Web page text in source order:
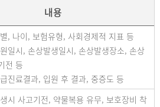
내용
, 나이, 보험유형, 사회경제적 지표 등
일시, 손상발생일시, 손상발생장소, 손상
전 등
진료결과, 입원 후 결과, 중증도 등
시 사고기전, 약물복용 유무, 보호장비 착